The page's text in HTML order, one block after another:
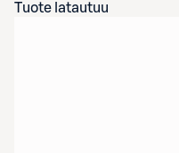
Tuote latautuu